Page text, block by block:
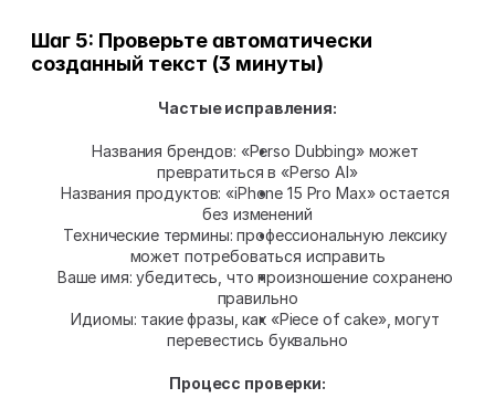
Шаг 5: Проверьте автоматически
созданный текст (3 минуты)
Частые исправления:
Названия брендов: «Perso Dubbing» может
превратиться в «Perso AI»
Названия продуктов: «iPhone 15 Pro Max» остается
без изменений
Технические термины: профессиональную лексику
может потребоваться исправить
Ваше имя: убедитесь, что произношение сохранено
правильно
Идиомы: такие фразы, как «Piece of cake», могут
перевестись буквально
Процесс проверки: